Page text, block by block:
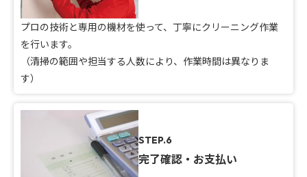
プロの技術と専用の機材を使って、丁寧にクリーニング作業
を行います。
（清掃の範囲や担当する人数により、作業時間は異なりま
す）
STEP.6
完了確認・お支払い